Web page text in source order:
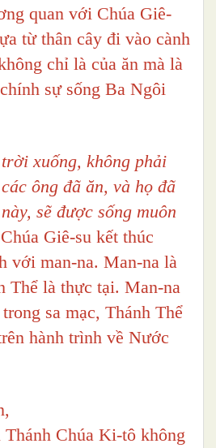
quan với Chúa Giê-
từ thân cây đi vào cành
chỉ là của ăn mà là
sự sống Ba Ngôi
xuống, không phải
ông đã ăn, và họ đã
sẽ được sống muôn
Chúa Giê-su kết thúc
với man-na. Man-na là
Thể là thực tại. Man-na
sa mạc, Thánh Thể
hành trình về Nước
Chúa Ki-tô không